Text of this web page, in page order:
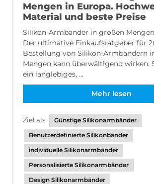
Mengen in Europa.
Material und beste Preise
Silikon-Armbänder in großen
Der ultimative Einkaufsratgeber für
Bestellung von Silikon-Armbändern
Mengen kann überwältigend wirken.
ein langlebiges, ...
Mehr lesen
Ziel als:
Günstige Silikonarmbänder
Benutzerdefinierte Silikonbänder
individuelle Silikonarmbänder
Personalisierte Silikonarmbänder
Design Silikonarmbänder